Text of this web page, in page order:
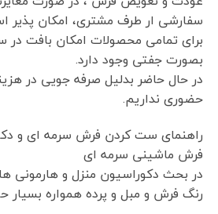
سفارشی ار طرف مشتری، امکان پذیر
برای تمامی محصولات امکان بافت در
بصورت جفتی وجود دارد.
در حال حاضر بدلیل صرفه جویی در
حضوری نداریم.
راهنمای ست کردن فرش سرمه ای و
فرش ماشینی سرمه ای
در بحث دکوراسیون منزل و هارمونی
رنگ فرش و مبل و پرده همواره